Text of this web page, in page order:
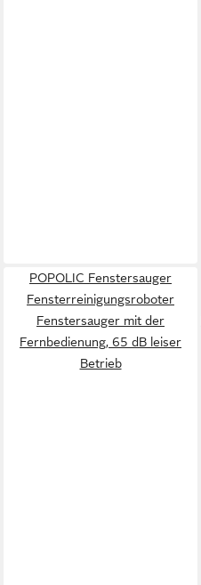
POPOLIC Fenstersauger
Fensterreinigungsroboter
Fenstersauger mit der
Fernbedienung, 65 dB leiser
Betrieb